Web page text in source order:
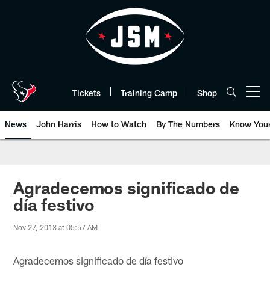
Tickets Training Camp Shop
News John Harris How to Watch By The Numbers Know
Agradecemos significado de
día festivo
Nov 27, 2013 at 05:57 AM
Agradecemos significado de día festivo